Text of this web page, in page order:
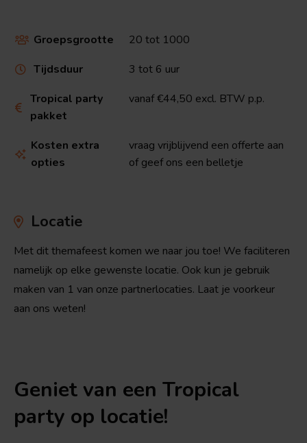
 Groepsgrootte 20 tot 1000
 Tijdsduur 3 tot 6 uur

Tropical party
pakket
vanaf €44,50 excl. BTW p.p.

Kosten extra
opties
vraag vrijblijvend een offerte aan
of geef ons een belletje
Locatie
Met dit themafeest komen we naar jou toe! We faciliteren
namelijk op elke gewenste locatie. Ook kun je gebruik
maken van 1 van onze partnerlocaties. Laat je voorkeur
aan ons weten!
Geniet van een Tropical
party op locatie!